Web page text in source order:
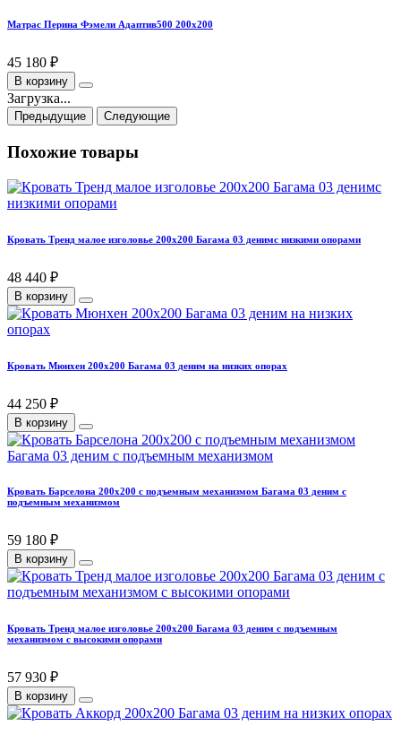
Матрас Перина Фэмели Адаптив500 200х200
45 180 ₽
В корзину
Загрузка...
Предыдущие Следующие
Похожие товары
Кровать Тренд малое изголовье 200х200 Багама 03 денимс низкими опорами
48 440 ₽
В корзину
Кровать Мюнхен 200х200 Багама 03 деним на низких опорах
44 250 ₽
В корзину
Кровать Барселона 200х200 с подъемным механизмом Багама 03 деним с
подъемным механизмом
59 180 ₽
В корзину
Кровать Тренд малое изголовье 200х200 Багама 03 деним с подъемным
механизмом с высокими опорами
57 930 ₽
В корзину